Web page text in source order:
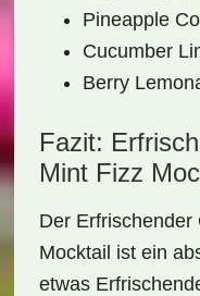
Pineapple
Cucumber
Berry
Fazit:
Mint Fizz
Der Erfrischender
Mocktail ist ein
etwas